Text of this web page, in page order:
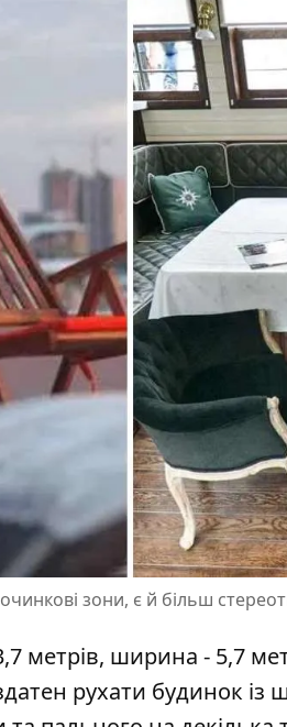
зони, є й більш
метрів, ширина - 5,7
рухати будинок із